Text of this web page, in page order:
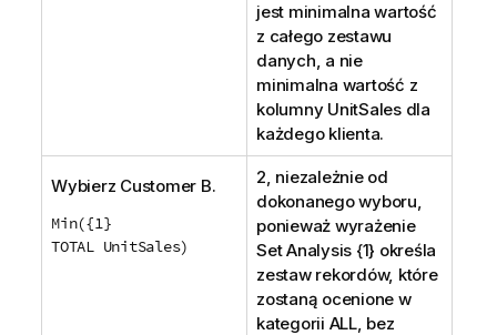
jest minimalna wartość
z całego zestawu
danych, a nie
minimalna wartość z
kolumny UnitSalesdla
każdego klienta.
Wybierz Customer B.
Min({1}
TOTAL UnitSales)
2, niezależnie od
dokonanego wyboru,
ponieważ wyrażenie
Set Analysis {1} określa
zestaw rekordów, które
zostaną ocenione w
kategorii ALL, bez